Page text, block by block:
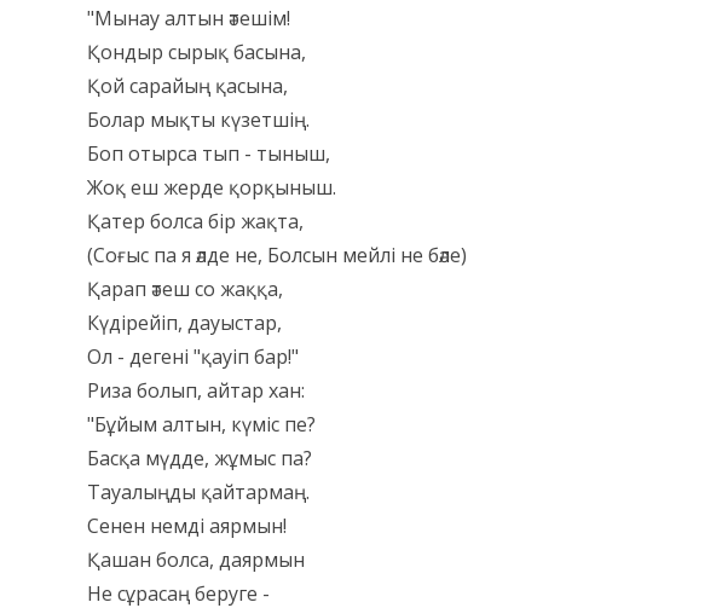
"Мынау алтын әтешім!
Қондыр сырық басына,
Қой сарайың қасына,
Болар мықты күзетшің.
Боп отырса тып - тыныш,
Жоқ еш жерде қорқыныш.
Қатер болса бір жақта,
(Соғыс па я әлде не, Болсын мейлі не бәле)
Қарап әтеш со жаққа,
Күдірейіп, дауыстар,
Ол - дегені "қауіп бар!"
Риза болып, айтар хан:
"Бұйым алтын, күміс пе?
Басқа мүдде, жұмыс па?
Тауалыңды қайтармаң.
Сенен немді аярмын!
Қашан болса, даярмын
Не сұрасаң беруге -